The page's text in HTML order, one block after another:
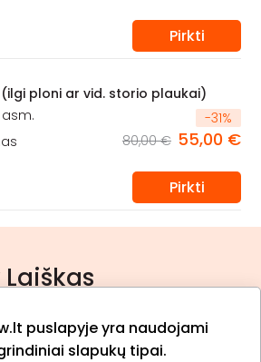
puslapyje yra naudojami
slapukų tipai.
Pirkti
(ilgi ploni ar vid. storio plaukai)
asm.
-31%
80,00 € 55,00 €
Pirkti